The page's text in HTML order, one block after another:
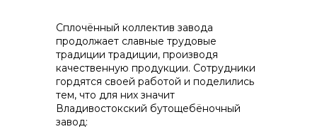
+7 (423) 234 50 50
info@vostokcement.ru
Сплочённый коллектив завода
продолжает славные трудовые
традиции традиции, производя
качественную продукции. Сотрудники
гордятся своей работой и поделились
тем, что для них значит
Владивостокский бутощебёночный
завод: